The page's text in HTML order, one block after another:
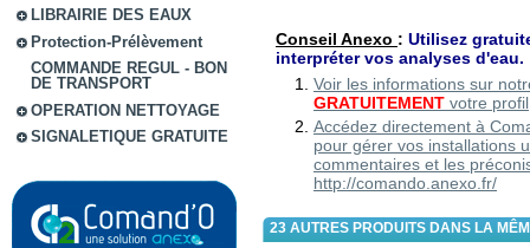
LIBRAIRIE DES EAUX
Protection-Prélèvement
COMMANDE REGUL - BON
DE TRANSPORT
OPERATION NETTOYAGE
SIGNALETIQUE GRATUITE
Conseil Anexo : Utilisez
interpréter vos analyses d'eau.
Voir les informations sur
GRATUITEMENT votre profil
Accédez directement à
pour gérer vos installations
commentaires et les
http://comando.anexo.fr/
23 AUTRES PRODUITS DANS LA